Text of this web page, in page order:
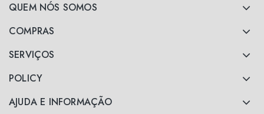
QUEM NÓS SOMOS
COMPRAS
SERVIÇOS
POLICY
AJUDA E INFORMAÇÃO